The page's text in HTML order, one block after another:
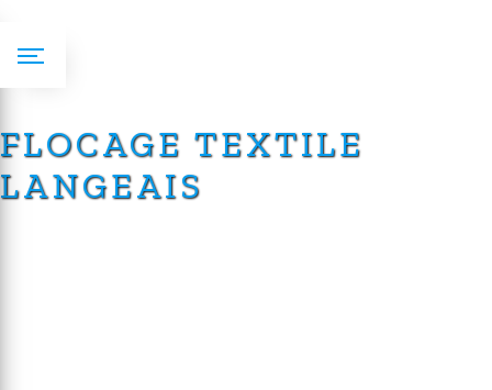
FLOCAGE TEXTILE
LANGEAIS